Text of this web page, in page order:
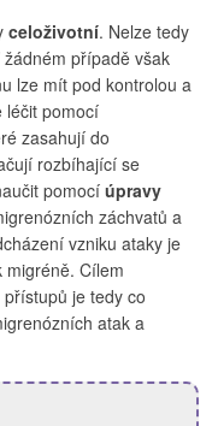
celoživotní. Nelze tedy
žádném případě však
lze mít pod kontrolou a
léčit pomocí
zasahují do
rozbíhající se
pomocí úpravy
záchvatů a
vzniku ataky je
migréně. Cílem
je tedy co
atak a